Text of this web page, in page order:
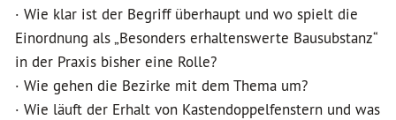
· Wie klar ist der Begriff überhaupt und wo spielt die
Einordnung als „Besonders erhaltenswerte Bausubstanz“
in der Praxis bisher eine Rolle?
· Wie gehen die Bezirke mit dem Thema um?
· Wie läuft der Erhalt von Kastendoppelfenstern und was